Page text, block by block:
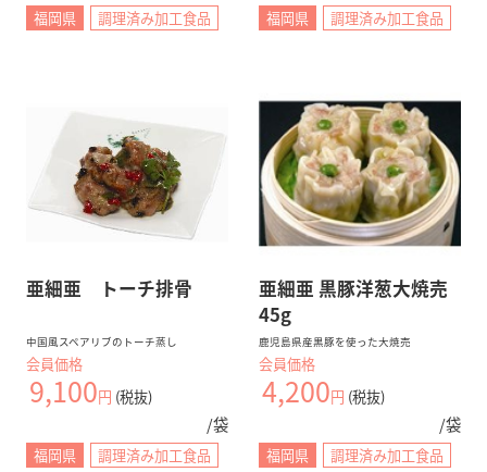
福岡県 調理済み加工食品 福岡県 調理済み加工食品
亜細亜 トーチ排骨
中国風スペアリブのトーチ蒸し
会員価格
9,100円 (税抜)
/袋
福岡県 調理済み加工食品
亜細亜 黒豚洋葱大焼売
45g
鹿児島県産黒豚を使った大焼売
会員価格
4,200円 (税抜)
/袋
福岡県 調理済み加工食品